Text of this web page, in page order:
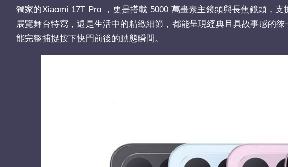
獨家的Xiaomi 17T Pro ，更是搭載 5000 萬畫素主鏡頭與長焦鏡頭，
展覽舞台特寫，還是生活中的精緻細節，都能呈現經典且具故事感的
能完整捕捉按下快門前後的動態瞬間。